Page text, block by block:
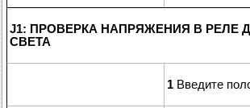
J1: ПРОВЕРКА НАПРЯЖЕНИЯ В РЕЛЕ
СВЕТА
1 Введите